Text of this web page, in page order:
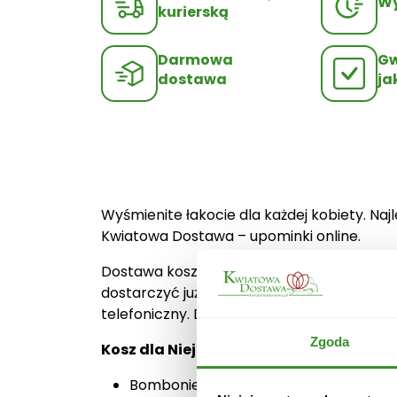
Zgoda
kurierską
Darmowa
dostawa
Wyśmienite łakocie dla każdej kobiety.
Kwiatowa Dostawa – upominki online.
Dostawa koszy upominkowych odbywa
dostarczyć już następnego dnia
telefoniczny. Dostawa oraz bileciki są
Kosz dla Niej składa się:
Bombonierka od Serca Wedel 117g,